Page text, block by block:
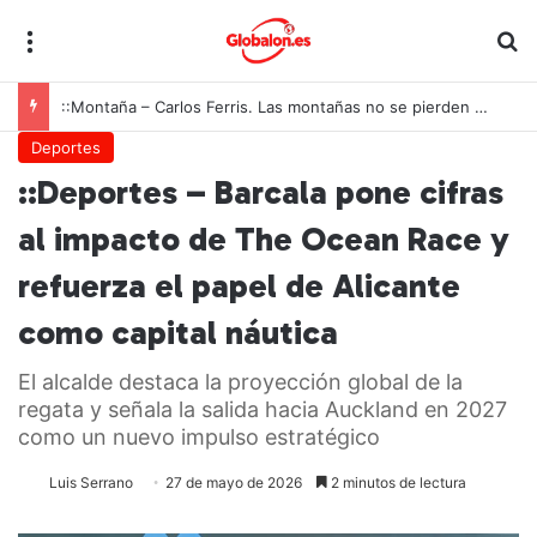
::Montaña – Carlos Ferris. Las montañas no se pierden solo cuando arden
Deportes
::Deportes – Barcala pone cifras
al impacto de The Ocean Race y
refuerza el papel de Alicante
como capital náutica
El alcalde destaca la proyección global de la
regata y señala la salida hacia Auckland en 2027
como un nuevo impulso estratégico
Luis Serrano 27 de mayo de 2026 2 minutos de lectura